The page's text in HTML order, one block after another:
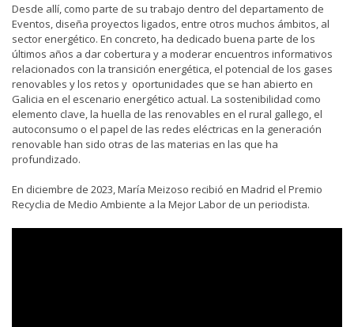
Desde allí, como parte de su trabajo dentro del departamento de
Eventos, diseña proyectos ligados, entre otros muchos ámbitos, al
sector energético. En concreto, ha dedicado buena parte de los
últimos años a dar cobertura y a moderar encuentros informativos
relacionados con la transición energética, el potencial de los gases
renovables y los retos y oportunidades que se han abierto en
Galicia en el escenario energético actual. La sostenibilidad como
elemento clave, la huella de las renovables en el rural gallego, el
autoconsumo o el papel de las redes eléctricas en la generación
renovable han sido otras de las materias en las que ha
profundizado.
En diciembre de 2023, María Meizoso recibió en Madrid el Premio
Recyclia de Medio Ambiente a la Mejor Labor de un periodista.